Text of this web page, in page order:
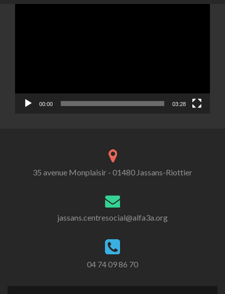
00:00 03:28
35 avenue Monplaisir - 01480 Jassans-Riottier
jassans.centresocial@alfa3a.org
04 74 09 86 70